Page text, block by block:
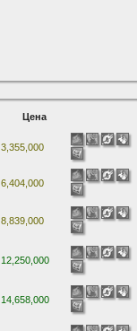
Цена
3,355,000
6,404,000
8,839,000
12,250,000
14,658,000